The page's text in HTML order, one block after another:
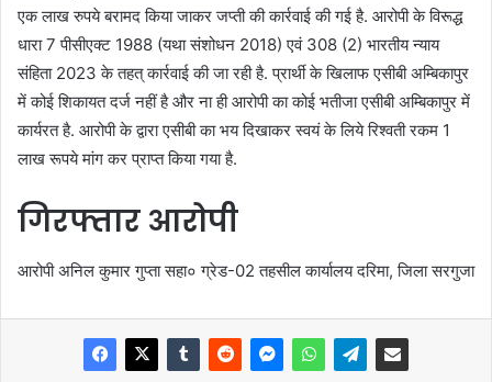
एक लाख रुपये बरामद किया जाकर जप्ती की कार्रवाई की गई है. आरोपी के विरूद्ध
धारा 7 पीसीएक्ट 1988 (यथा संशोधन 2018) एवं 308 (2) भारतीय न्याय
संहिता 2023 के तहत् कार्रवाई की जा रही है. प्रार्थी के खिलाफ एसीबी अम्बिकापुर
में कोई शिकायत दर्ज नहीं है और ना ही आरोपी का कोई भतीजा एसीबी अम्बिकापुर में
कार्यरत है. आरोपी के द्वारा एसीबी का भय दिखाकर स्वयं के लिये रिश्वती रकम 1
लाख रूपये मांग कर प्राप्त किया गया है.
गिरफ्तार आरोपी
आरोपी अनिल कुमार गुप्ता सहा० ग्रेड-02 तहसील कार्यालय दरिमा, जिला सरगुजा